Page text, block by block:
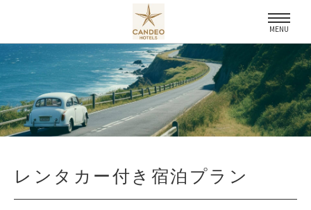
MENU
レンタカー付き宿泊プラン